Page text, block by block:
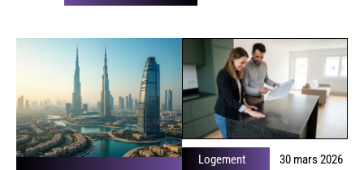
Logement 30 mars 2026